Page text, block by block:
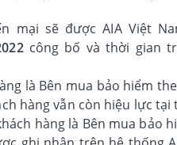
mại sẽ được AIA Việt
công bố và thời gian
là Bên mua bảo hiểm
hàng vẫn còn hiệu lực
hàng là Bên mua bảo